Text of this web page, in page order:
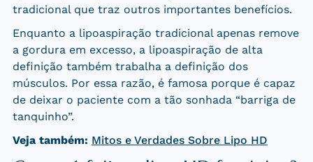
tradicional que traz outros importantes benefícios.
Enquanto a lipoaspiração tradicional apenas remove
a gordura em excesso, a lipoaspiração de alta
definição também trabalha a definição dos
músculos. Por essa razão, é famosa porque é capaz
de deixar o paciente com a tão sonhada “barriga de
tanquinho”.
Veja também: Mitos e Verdades Sobre Lipo HD